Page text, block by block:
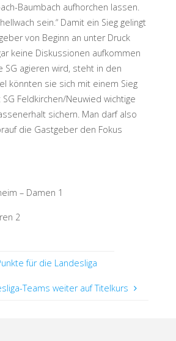
Baumbach aufhorchen lassen.
sein.“ Damit ein Sieg gelingt
von Beginn an unter Druck
keine Diskussionen aufkommen
SG agieren wird, steht in den
könnten sie sich mit einem Sieg
Feldkirchen/Neuwied wichtige
sichern. Man darf also
die Gastgeber den Fokus
– Damen 1
2
für die Landesliga
Teams weiter auf Titelkurs